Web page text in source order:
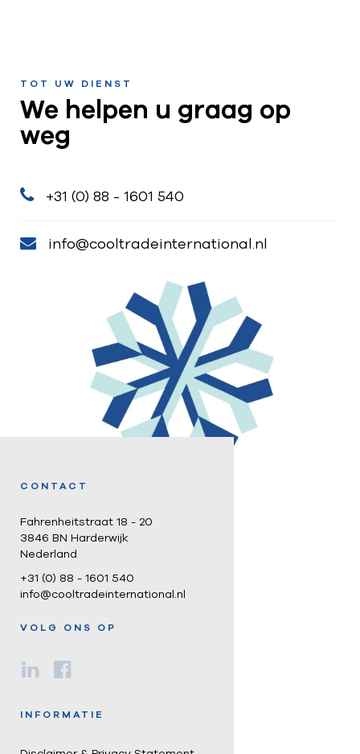
TOT UW DIENST
We helpen u graag op
weg
+31 (0) 88 - 1601 540
info@cooltradeinternational.nl
CONTACT
Fahrenheitstraat 18 - 20
3846 BN Harderwijk
Nederland
+31 (0) 88 - 1601 540
info@cooltradeinternational.nl
VOLG ONS OP
INFORMATIE